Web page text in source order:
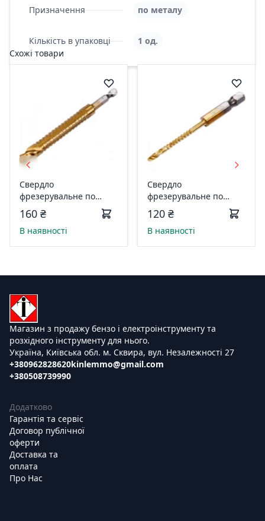
Призначення по металу
Кількість в упаковці
1 од.
Схожі товари
Свердло
фрезерувальне по
металу YATO : HSS-TIN,
O= 11 мм, І= 110 мм,
HEX - 1/4" YT-44829
160 ₴
В наявності
Свердло
фрезерувальне по
металу YATO : HSS-TIN,
O= 3 мм, І= 70 мм, HEX -
1/4" YT-44820
120 ₴
В наявності
Магазин з продажу бензо і електроінструменту та
розхідного інструменту для нього.
Україна, Київська обл. м. Сквира, вул. Незалежності 27
+380962828620
+380508739990
kinlemmo@gmail.com
Додатково
Гарантія та сервіс
Договор публічної
оферти
Доставка та
оплата
Про Нас